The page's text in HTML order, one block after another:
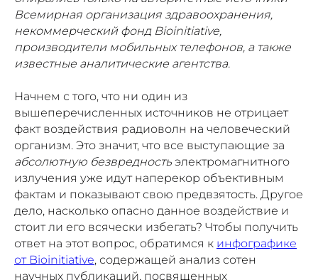
Всемирная организация здравоохранения,
некоммерческий фонд Bioinitiative,
производители мобильных телефонов, а также
известные аналитические агентства.
Начнем с того, что ни один из
вышеперечисленных источников не отрицает
факт воздействия радиоволн на человеческий
организм. Это значит, что все выступающие за
абсолютную безвредность электромагнитного
излучения уже идут наперекор объективным
фактам и показывают свою предвзятость. Другое
дело, насколько опасно данное воздействие и
стоит ли его всячески избегать? Чтобы получить
ответ на этот вопрос, обратимся к инфографике
от Bioinitiative, содержащей анализ сотен
научных публикаций, посвященных